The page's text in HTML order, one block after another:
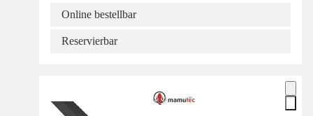
Online bestellbar
Reservierbar